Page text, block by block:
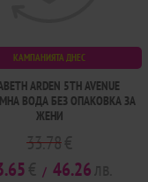
КАМПАНИЯТА ДНЕС
ARDEN 5TH AVENUE
ВОДА БЕЗ ОПАКОВКА ЗА
ЖЕНИ
33.78
/ 46.26